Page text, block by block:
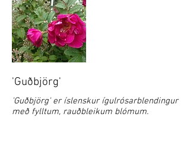
'Guðbjörg'
'Guðbjörg' er íslenskur ígulrósarblendingur
með fylltum, rauðbleikum blómum.